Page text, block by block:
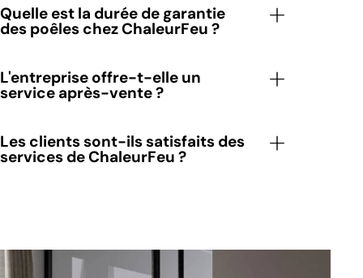
Quelle est la durée de garantie
des poêles chez ChaleurFeu ?
L'entreprise offre-t-elle un
service après-vente ?
Les clients sont-ils satisfaits des
services de ChaleurFeu ?